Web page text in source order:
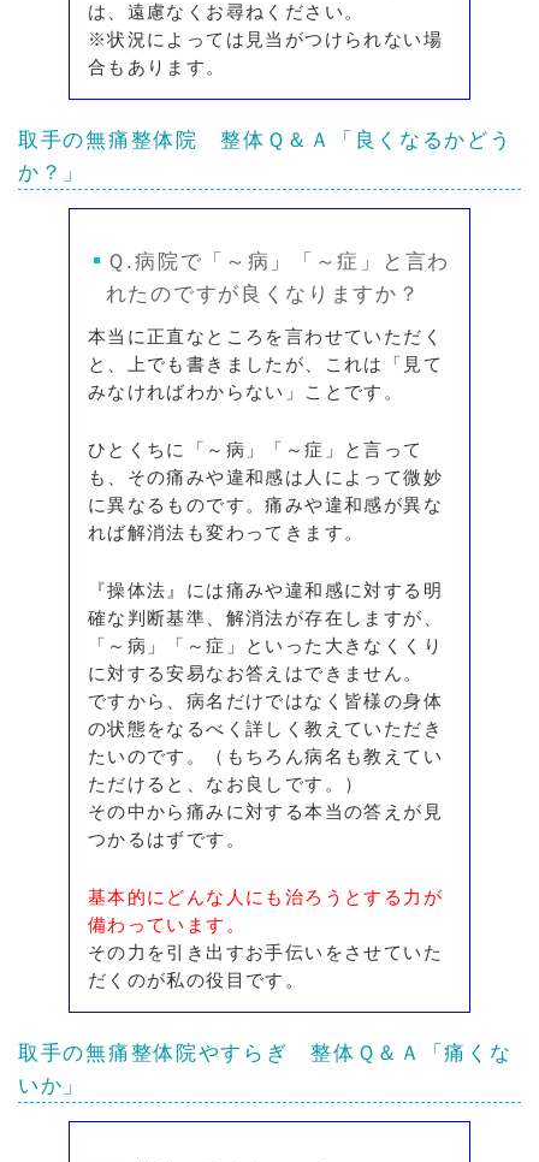
は、遠慮なくお尋ねください。
※状況によっては見当がつけられない場
合もあります。
取手の無痛整体院整体Ｑ＆Ａ
「良くなるかどう
か？」
Ｑ.病院で「～病」「～症」と言わ
れたのですが良くなりますか？
本当に正直なところを言わせていただく
と、上でも書きましたが、これは「見て
みなければわからない」ことです。
ひとくちに「～病」「～症」と言って
も、その痛みや違和感は人によって微妙
に異なるものです。痛みや違和感が異な
れば解消法も変わってきます。
『操体法』には痛みや違和感に対する明
確な判断基準、解消法が存在しますが、
「～病」「～症」といった大きなくくり
に対する安易なお答えはできません。
ですから、病名だけではなく皆様の身体
の状態をなるべく詳しく教えていただき
たいのです。（もちろん病名も教えてい
ただけると、なお良しです。）
その中から痛みに対する本当の答えが見
つかるはずです。
基本的にどんな人にも治ろうとする力が
備わっています。
その力を引き出すお手伝いをさせていた
だくのが私の役目です。
取手の無痛整体院やすらぎ整体Ｑ＆Ａ
「痛くな
いか」